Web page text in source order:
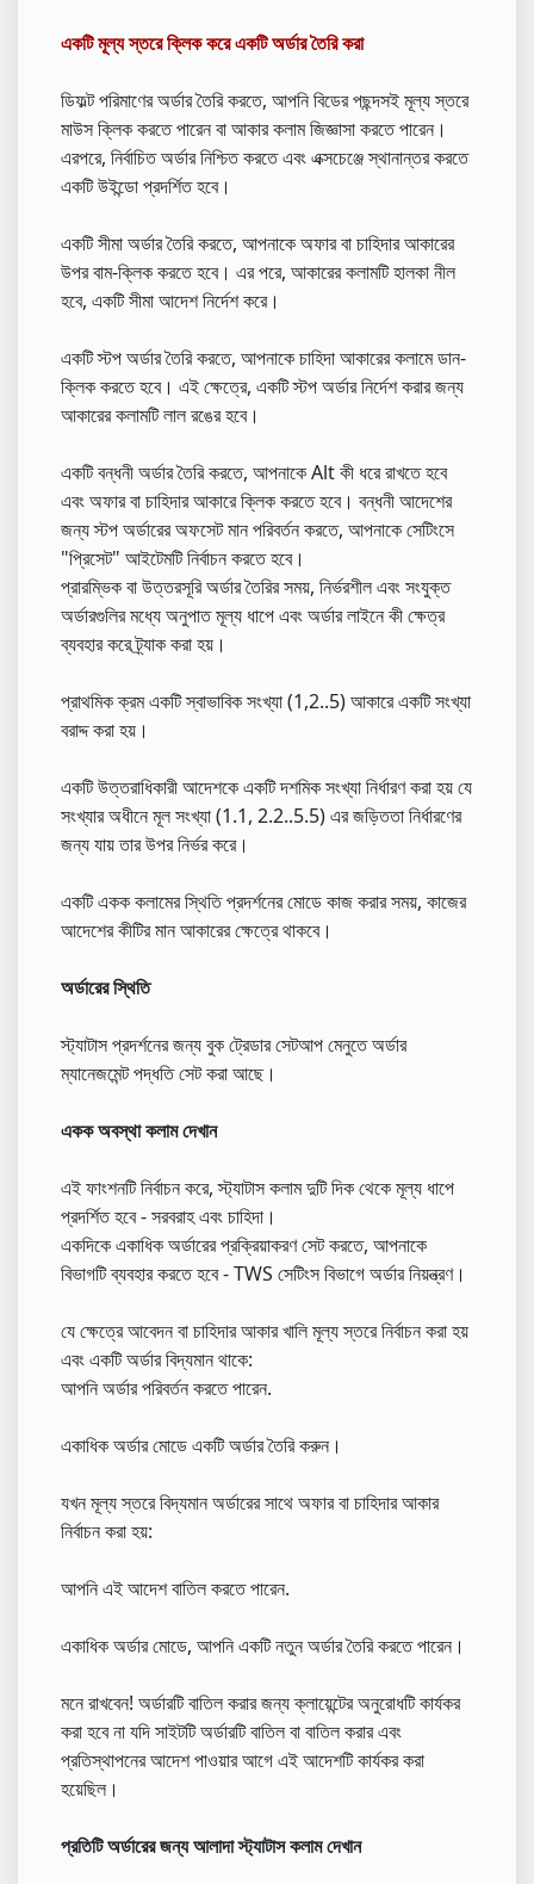
একটি মূল্য স্তরে ক্লিক করে একটি অর্ডার তৈরি করা
ডিফল্ট পরিমাণের অর্ডার তৈরি করতে, আপনি বিডের পছন্দসই মূল্য স্তরে
মাউস ক্লিক করতে পারেন বা আকার কলাম জিজ্ঞাসা করতে পারেন।
এরপরে, নির্বাচিত অর্ডার নিশ্চিত করতে এবং এক্সচেঞ্জে স্থানান্তর করতে
একটি উইন্ডো প্রদর্শিত হবে।
একটি সীমা অর্ডার তৈরি করতে, আপনাকে অফার বা চাহিদার আকারের
উপর বাম-ক্লিক করতে হবে। এর পরে, আকারের কলামটি হালকা নীল
হবে, একটি সীমা আদেশ নির্দেশ করে।
একটি স্টপ অর্ডার তৈরি করতে, আপনাকে চাহিদা আকারের কলামে ডান-
ক্লিক করতে হবে। এই ক্ষেত্রে, একটি স্টপ অর্ডার নির্দেশ করার জন্য
আকারের কলামটি লাল রঙের হবে।
একটি বন্ধনী অর্ডার তৈরি করতে, আপনাকে Alt কী ধরে রাখতে হবে
এবং অফার বা চাহিদার আকারে ক্লিক করতে হবে। বন্ধনী আদেশের
জন্য স্টপ অর্ডারের অফসেট মান পরিবর্তন করতে, আপনাকে সেটিংসে
"প্রিসেট" আইটেমটি নির্বাচন করতে হবে।
প্রারম্ভিক বা উত্তরসূরি অর্ডার তৈরির সময়, নির্ভরশীল এবং সংযুক্ত
অর্ডারগুলির মধ্যে অনুপাত মূল্য ধাপে এবং অর্ডার লাইনে কী ক্ষেত্র
ব্যবহার করে ট্র্যাক করা হয়।
প্রাথমিক ক্রম একটি স্বাভাবিক সংখ্যা (1,2..5) আকারে একটি সংখ্যা
বরাদ্দ করা হয়।
একটি উত্তরাধিকারী আদেশকে একটি দশমিক সংখ্যা নির্ধারণ করা হয় যে
সংখ্যার অধীনে মূল সংখ্যা (1.1, 2.2..5.5) এর জড়িততা নির্ধারণের
জন্য যায় তার উপর নির্ভর করে।
একটি একক কলামের স্থিতি প্রদর্শনের মোডে কাজ করার সময়, কাজের
আদেশের কীটির মান আকারের ক্ষেত্রে থাকবে।
অর্ডারের স্থিতি
স্ট্যাটাস প্রদর্শনের জন্য বুক ট্রেডার সেটআপ মেনুতে অর্ডার
ম্যানেজমেন্ট পদ্ধতি সেট করা আছে।
একক অবস্থা কলাম দেখান
এই ফাংশনটি নির্বাচন করে, স্ট্যাটাস কলাম দুটি দিক থেকে মূল্য ধাপে
প্রদর্শিত হবে - সরবরাহ এবং চাহিদা।
একদিকে একাধিক অর্ডারের প্রক্রিয়াকরণ সেট করতে, আপনাকে
বিভাগটি ব্যবহার করতে হবে - TWS সেটিংস বিভাগে অর্ডার নিয়ন্ত্রণ।
যে ক্ষেত্রে আবেদন বা চাহিদার আকার খালি মূল্য স্তরে নির্বাচন করা হয়
এবং একটি অর্ডার বিদ্যমান থাকে:
আপনি অর্ডার পরিবর্তন করতে পারেন.
একাধিক অর্ডার মোডে একটি অর্ডার তৈরি করুন।
যখন মূল্য স্তরে বিদ্যমান অর্ডারের সাথে অফার বা চাহিদার আকার
নির্বাচন করা হয়:
আপনি এই আদেশ বাতিল করতে পারেন.
একাধিক অর্ডার মোডে, আপনি একটি নতুন অর্ডার তৈরি করতে পারেন।
মনে রাখবেন! অর্ডারটি বাতিল করার জন্য ক্লায়েন্টের অনুরোধটি কার্যকর
করা হবে না যদি সাইটটি অর্ডারটি বাতিল বা বাতিল করার এবং
প্রতিস্থাপনের আদেশ পাওয়ার আগে এই আদেশটি কার্যকর করা
হয়েছিল।
প্রতিটি অর্ডারের জন্য আলাদা স্ট্যাটাস কলাম দেখান